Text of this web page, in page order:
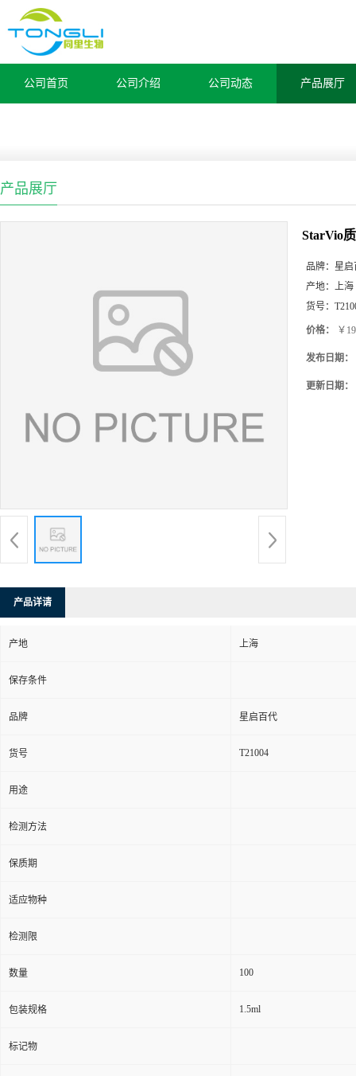
公司首页 公司介绍 公司动态 产品展厅
产品展厅
StarVio
品牌： 星启
产地： 上海
货号：
价格： ￥
发布日期：
更新日期：
产品详请
产地 上海
保存条件
品牌 星启百代
货号 T21004
用途
检测方法
保质期
适应物种
检测限
数量 100
包装规格 1.5ml
标记物